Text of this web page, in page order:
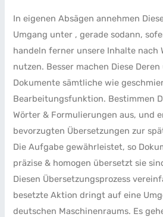
In eigenen Absägen annehmen
Umgang unter , gerade sodann,
handeln ferner unsere Inhalte nach
nutzen. Besser machen Diese
Dokumente sämtliche wie
Bearbeitungsfunktion. Bestimmen
Wörter & Formulierungen aus, und
bevorzugten Übersetzungen zur
Die Aufgabe gewährleistet, so
präzise & homogen übersetzt sie
Diesen Übersetzungsprozess
besetzte Aktion dringt auf eine
deutschen Maschinenraums. Es